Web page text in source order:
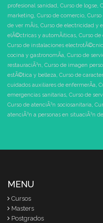
profesional sanidad, Curso de logse,
marketing, Curso de comercio,
de ver mÃ¡s, Curso de electricidad y
elÃ©ctricas y automÃ¡ticas, Curso
Curso de instalaciones
cocina y gastronomÃ­a, Curso de
restauraciÃ³n, Curso de imagen
estÃ©tica y belleza, Curso de
cuidados auxiliares de enfermerÃ­a,
emergencias sanitarias, Curso de
Curso de atenciÃ³n sociosanitaria,
atenciÃ³n a personas en situaciÃ³n
MENU
Cursos
Masters
Postgrados